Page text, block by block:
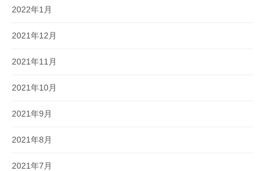
2022年1月
2021年12月
2021年11月
2021年10月
2021年9月
2021年8月
2021年7月